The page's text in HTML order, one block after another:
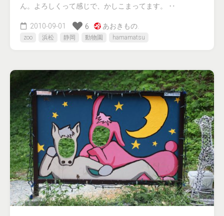
ん。よろしくって感じで、かしこまってます。 ‥
2010-09-01 6 あおきもの.
zoo 浜松 静岡 動物園 hamamatsu